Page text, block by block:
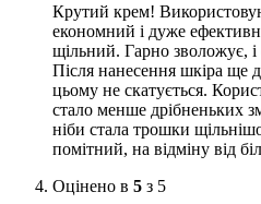
тону, освітленням
Пептиди (11 видів, серед
відновлюють пружність,
пошкоджену шкіру. pH
ароматизаторів і
тваринного походження,
спирту та силікону.
Особливості використання:
Крутий крем!
економний і дуже
щільний. Гарно зволожує,
Після нанесення шкіра ще
цьому не скатується.
стало менше дрібненьких
ніби стала трошки
помітний, на відміну від
Оцінено в 5 з 5